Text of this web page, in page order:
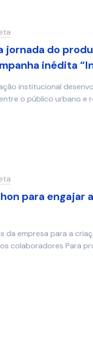
jornada do
inédita
institucional
o público urbano e
para engajar
da empresa para a
colaboradores Para